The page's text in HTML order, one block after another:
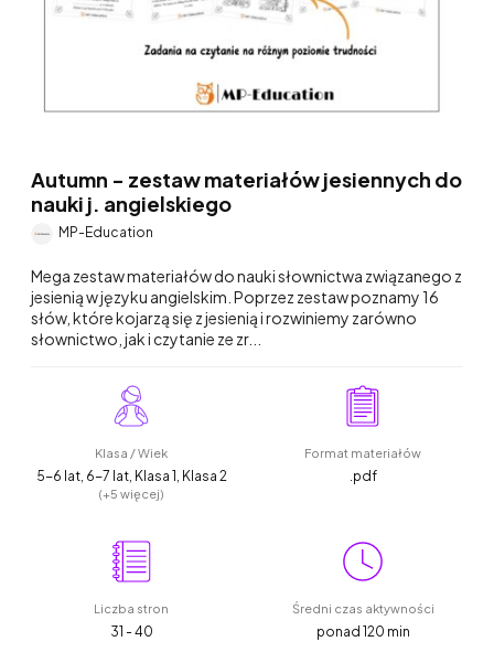
Autumn - zestaw materiałów jesiennych do
nauki j. angielskiego
MP-Education
Mega zestaw materiałów do nauki słownictwa związanego z
jesienią w języku angielskim. Poprzez zestaw poznamy 16
słów, które kojarzą się z jesienią i rozwiniemy zarówno
słownictwo, jak i czytanie ze zr...
Klasa / Wiek
5-6 lat, 6-7 lat, Klasa 1, Klasa 2
(+5 więcej)
Format materiałów
.pdf
Liczba stron
31 - 40
Średni czas aktywności
ponad 120 min